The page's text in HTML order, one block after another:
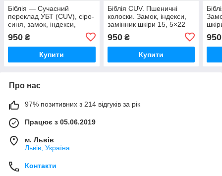
Біблія — Сучасний
переклад УБТ (CUV), сіро-
синя, замок, індекси,
срібний зріз, українською
950 ₴
Купити
Біблія CUV. Пшеничні
колоски. Замок, індекси,
замінник шкіри 15, 5×22
950₴
Купити
950
Про нас
97% позитивних з 214 відгуків за рік
Працює з 05.06.2019
м. Львів
Львів, Україна
Контакти